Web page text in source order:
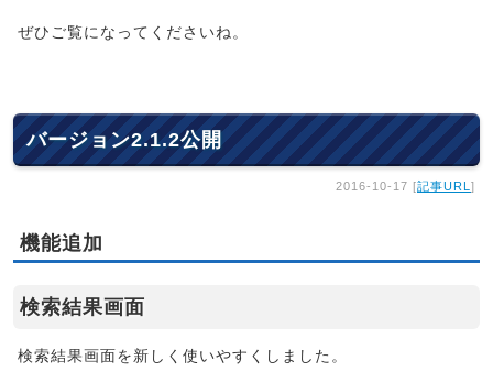
ぜひご覧になってくださいね。
バージョン2.1.2公開
2016-10-17 [記事URL ]
機能追加
検索結果画面
検索結果画面を新しく使いやすくしました。